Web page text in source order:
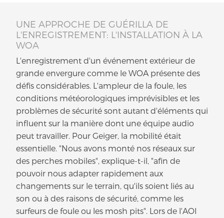
UNE APPROCHE DE GUÉRILLA DE
L'ENREGISTREMENT: L'INSTALLATION À LA
WOA
L'enregistrement d'un événement extérieur de
grande envergure comme le WOA présente des
défis considérables. L'ampleur de la foule, les
conditions météorologiques imprévisibles et les
problèmes de sécurité sont autant d'éléments qui
influent sur la manière dont une équipe audio
peut travailler. Pour Geiger, la mobilité était
essentielle. "Nous avons monté nos réseaux sur
des perches mobiles", explique-t-il, "afin de
pouvoir nous adapter rapidement aux
changements sur le terrain, qu'ils soient liés au
son ou à des raisons de sécurité, comme les
surfeurs de foule ou les mosh pits". Lors de l'AOI